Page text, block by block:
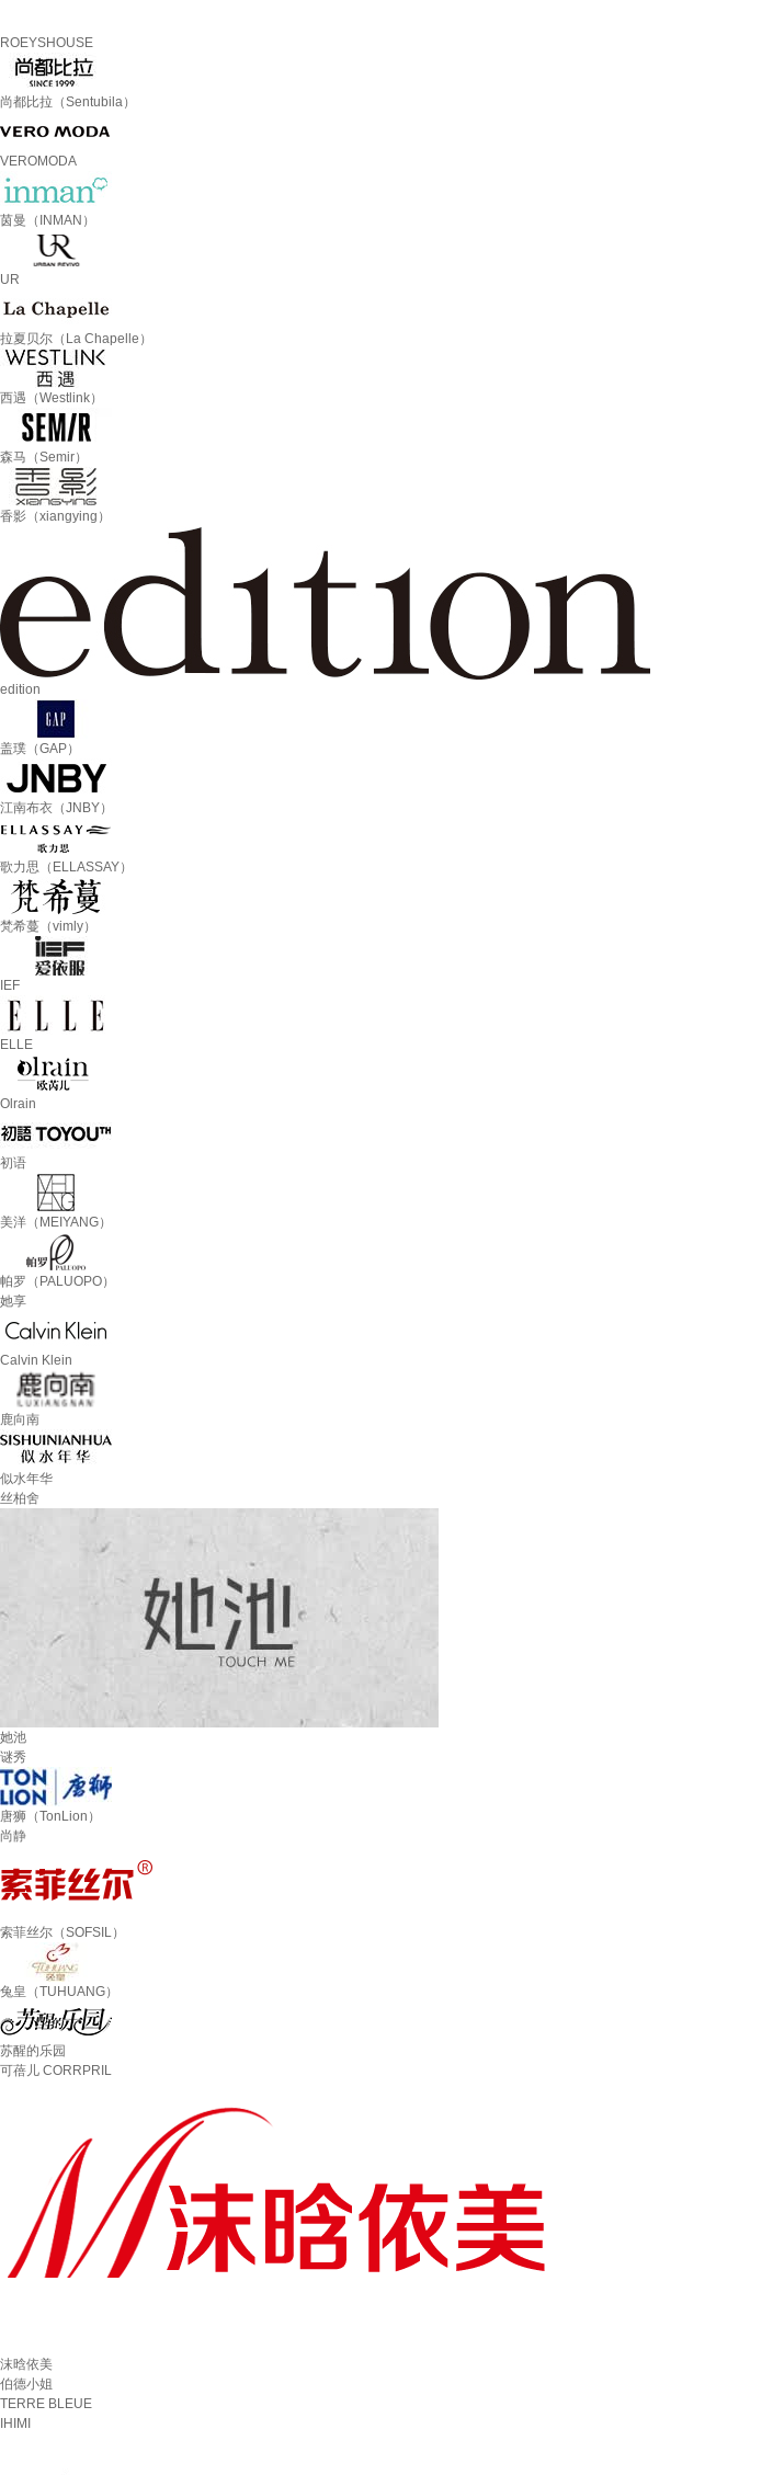
ROEYSHOUSE
尚都比拉（Sentubila）
VEROMODA
茵曼（INMAN）
UR
拉夏贝尔（La Chapelle）
西遇（Westlink）
森马（Semir）
香影（xiangying）
edition
盖璞（GAP）
江南布衣（JNBY）
歌力思（ELLASSAY）
梵希蔓（vimly）
IEF
ELLE
Olrain
初语
美洋（MEIYANG）
帕罗（PALUOPO）
她享
Calvin Klein
鹿向南
似水年华
丝柏舍
她池
谜秀
唐狮（TonLion）
尚静
索菲丝尔（SOFSIL）
兔皇（TUHUANG）
苏醒的乐园
可蓓儿 CORRPRIL
沫晗依美
伯德小姐
TERRE BLEUE
IHIMI